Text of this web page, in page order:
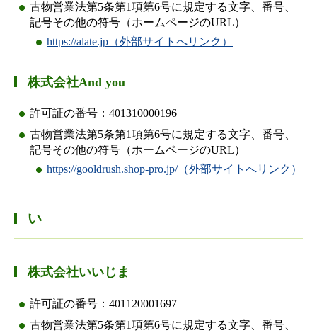
古物営業法第5条第1項第6号に規定する文字、番号、
記号その他の符号（ホームページのURL）
https://alate.jp（外部サイトへリンク）
株式会社And you
許可証の番号：401310000196
古物営業法第5条第1項第6号に規定する文字、番号、
記号その他の符号（ホームページのURL）
https://gooldrush.shop-pro.jp/（外部サイトへリンク）
い
株式会社いいじま
許可証の番号：401120001697
古物営業法第5条第1項第6号に規定する文字、番号、